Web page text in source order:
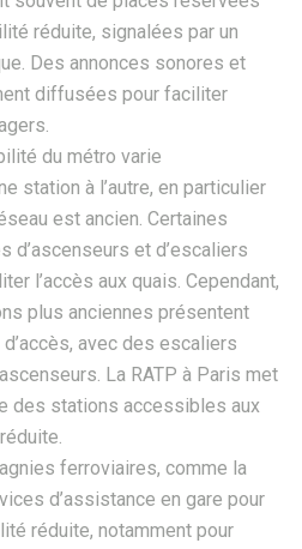
réduite, signalées par un
Des annonces sonores et
diffusées pour faciliter
du métro varie
station à l’autre, en particulier
est ancien. Certaines
d’ascenseurs et d’escaliers
l’accès aux quais. Cependant,
plus anciennes présentent
avec des escaliers
La RATP à Paris met
des stations accessibles aux
ferroviaires, comme la
d’assistance en gare pour
réduite, notamment pour